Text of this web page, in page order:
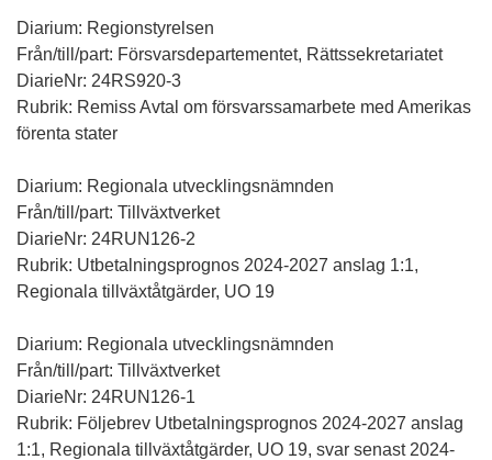
Diarium: Regionstyrelsen
Från/till/part: Försvarsdepartementet, Rättssekretariatet
DiarieNr: 24RS920-3
Rubrik: Remiss Avtal om försvarssamarbete med Amerikas
förenta stater
Diarium: Regionala utvecklingsnämnden
Från/till/part: Tillväxtverket
DiarieNr: 24RUN126-2
Rubrik: Utbetalningsprognos 2024-2027 anslag 1:1,
Regionala tillväxtåtgärder, UO 19
Diarium: Regionala utvecklingsnämnden
Från/till/part: Tillväxtverket
DiarieNr: 24RUN126-1
Rubrik: Följebrev Utbetalningsprognos 2024-2027 anslag
1:1, Regionala tillväxtåtgärder, UO 19, svar senast 2024-